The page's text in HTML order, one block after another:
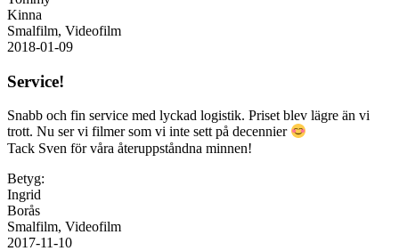
Kinna
Smalfilm, Videofilm
2018-01-09
Service!
Snabb och fin service med lyckad logistik. Priset blev lägre än vi
trott. Nu ser vi filmer som vi inte sett på decennier
Tack Sven för våra återuppståndna minnen!
Betyg:
Ingrid
Borås
Smalfilm, Videofilm
2017-11-10